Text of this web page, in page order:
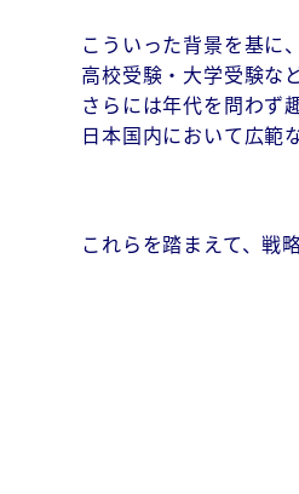
こういった背景を基に
高校受験・大学受験な
さらには年代を問わず
日本国内において広範
これらを踏まえて、戦